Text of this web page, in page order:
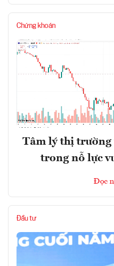
Chứng khoán
Tâm lý thị
trong nỗ lực
Đọc
Đầu tư